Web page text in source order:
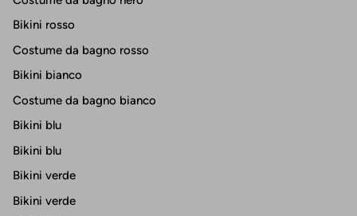
Bikini rosso
Costume da bagno rosso
Bikini bianco
Costume da bagno bianco
Bikini blu
Bikini blu
Bikini verde
Bikini verde